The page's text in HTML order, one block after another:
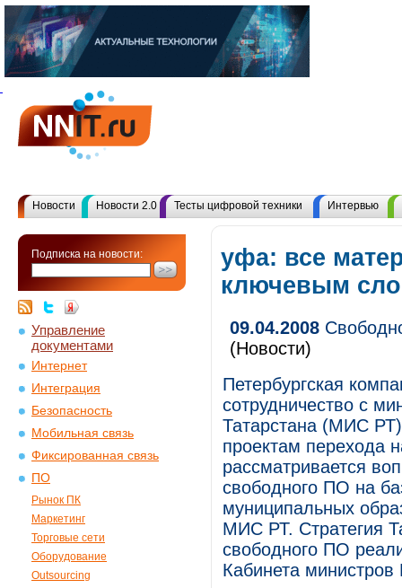
Новости Новости 2.0 Тесты цифровой техники Интервью
Подписка на новости:
Управление
документами
Интернет
Интеграция
Безопасность
Мобильная связь
Фиксированная связь
ПО
Рынок ПК
Маркетинг
Торговые сети
Оборудование
Outsourcing
уфа: все
ключевым
09.04.2008
(Новости)
Петербургская
сотрудничество с
Татарстана (МИС РТ)
проектам перехода
рассматривается
свободного ПО на
муниципальных
МИС РТ. Стратегия
свободного ПО
Кабинета министров